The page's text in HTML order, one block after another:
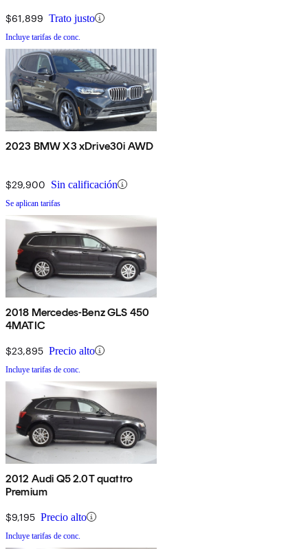
$61,899 Trato justo
Incluye tarifas de conc.
2023 BMW X3 xDrive30i AWD
$29,900 Sin calificación
Se aplican tarifas
2018 Mercedes-Benz GLS 450
4MATIC
$23,895 Precio alto
Incluye tarifas de conc.
2012 Audi Q5 2.0T quattro
Premium
$9,195 Precio alto
Incluye tarifas de conc.